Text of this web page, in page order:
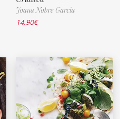
Joana Nobre Garcia
14.90€